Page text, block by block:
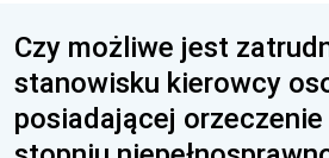
Czy możliwe jest
stanowisku kierowcy
posiadającej